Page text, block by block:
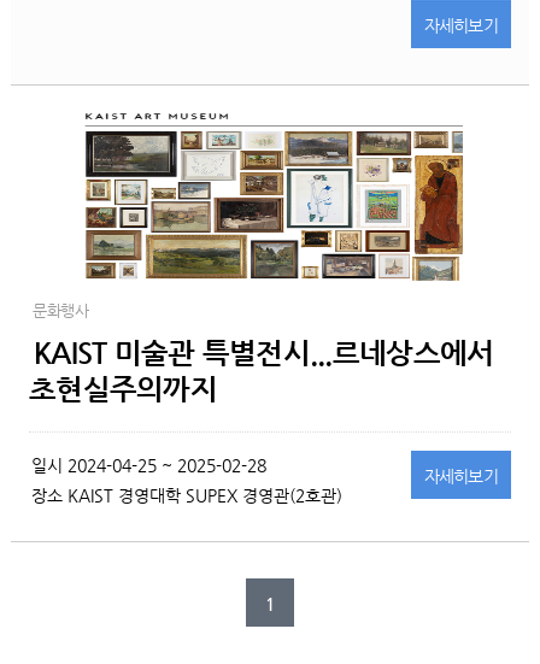
자세히보기
문화행사
KAIST 미술관 특별전시...르네상스에서
초현실주의까지
일시 2024-04-25 ~ 2025-02-28
장소 KAIST 경영대학 SUPEX 경영관(2호관)
자세히보기
1